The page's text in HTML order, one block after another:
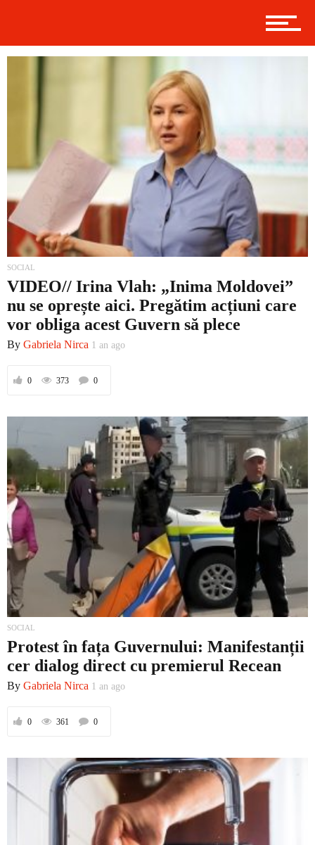
Politică
Externe
Social
Economic
SOCIAL
VIDEO// Irina Vlah: „Inima Moldovei”
nu se oprește aici. Pregătim acțiuni care
vor obliga acest Guvern să plece
By Gabriela Nirca 1 an ago
0 373 0
SOCIAL
Protest în fața Guvernului: Manifestanții
cer dialog direct cu premierul Recean
By Gabriela Nirca 1 an ago
0 361 0